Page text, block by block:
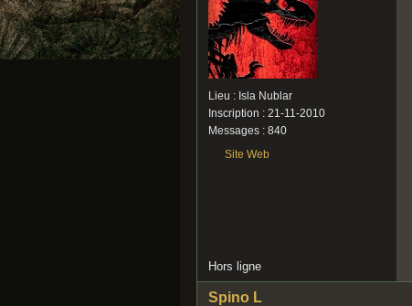
Lieu : Isla Nublar
Inscription : 21-11-2010
Messages : 840
Site Web
Hors ligne
Spino L